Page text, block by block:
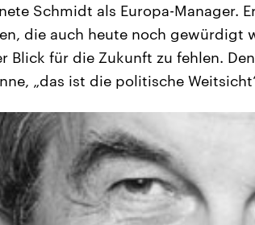
Schmidt als Europa-Manager.
die auch heute noch gewürdigt
Blick für die Zukunft zu fehlen.
„das ist die politische